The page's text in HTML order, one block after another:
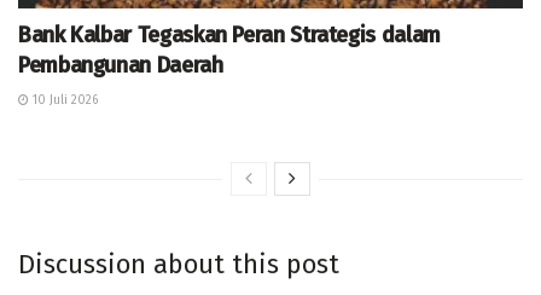
Bank Kalbar Tegaskan Peran Strategis dalam
Pembangunan Daerah
10 Juli 2026
Discussion about this post